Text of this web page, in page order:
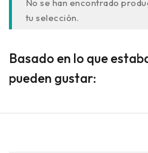
No se han encontrado
tu selección.
Basado en lo que
pueden gustar: